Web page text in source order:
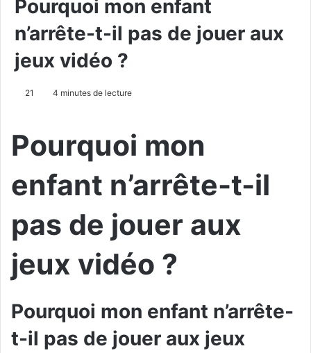
Pourquoi mon enfant
n’arrête-t-il pas de jouer aux
jeux vidéo ?
21 4 minutes de lecture
Pourquoi mon
enfant n’arrête-t-il
pas de jouer aux
jeux vidéo ?
Pourquoi mon enfant n’arrête-
t-il pas de jouer aux jeux